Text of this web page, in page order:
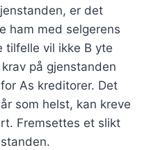
er det
ham med selgerens
tilfelle vil ikke B yte
på gjenstanden
As kreditorer. Det
som helst, kan kreve
Fremsettes et slikt